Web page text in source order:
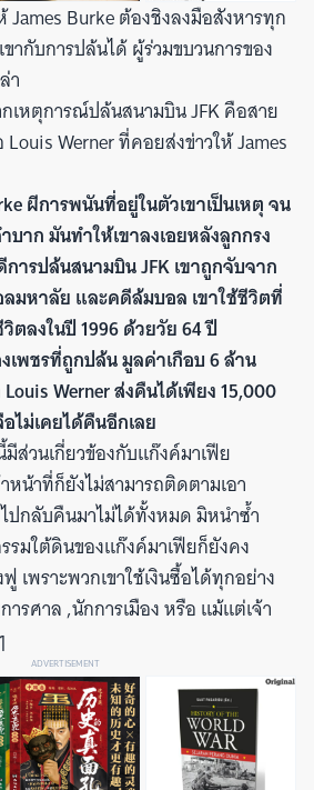
Burke ต้องชิงลงมือสังหารทุก
ากับการปล้นได้ ผู้ร่วมขบวนการของ
า
เหตุการณ์ปล้นสนามบิน JFK คือสาย
Werner ที่คอยส่งข่าวให้ James
ผีการพนันที่อยู่ในตัวเขาเป็นเหตุ จน
าก มันทำให้เขาลงเอยหลังลูกกรง
ารปล้นสนามบิน JFK เขาถูกจับจาก
มหาลัย และคดีล้มบอล เขาใช้ชีวิตที่
ตลงในปี 1996 ด้วยวัย 64 ปี
เพชรที่ถูกปล้น มูลค่าเกือบ 6 ล้าน
Werner ส่งคืนได้เพียง 15,000
ไม่เคยได้คืนอีกเลย
ส่วนเกี่ยวข้องกับแก๊งค์มาเฟีย
หน้าที่ก็ยังไม่สามารถติดตามเอา
กลับคืนมาไม่ได้ทั้งหมด มิหนำซ้ำ
มใต้ดินของแก๊งค์มาเฟียก็ยังคง
เพราะพวกเขาใช้เงินซื้อได้ทุกอย่าง
ารศาล ,นักการเมือง หรือ แม้แต่เจ้า
ADVERTISEMENT